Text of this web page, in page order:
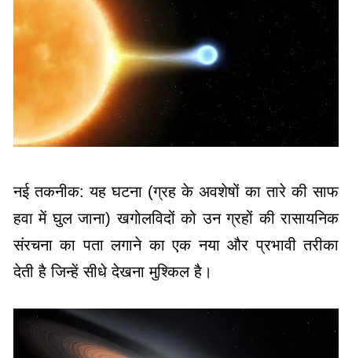
नई तकनीक: यह घटना (ग्रह के अवशेषों का तारे की साफ
हवा में घुल जाना) खगोलविदों को उन ग्रहों की रासायनिक
संरचना का पता लगाने का एक नया और प्रभावी तरीका
देती है जिन्हें सीधे देखना मुश्किल है।